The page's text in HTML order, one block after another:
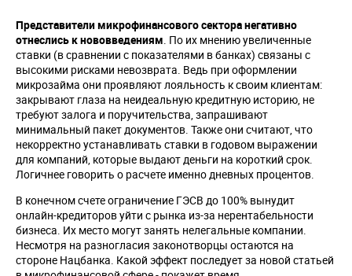
Представители микрофинансового сектора негативно
отнеслись к нововведениям. По их мнению увеличенные
ставки (в сравнении с показателями в банках) связаны с
высокими рисками невозврата. Ведь при оформлении
микрозайма они проявляют лояльность к своим клиентам:
закрывают глаза на неидеальную кредитную историю, не
требуют залога и поручительства, запрашивают
минимальный пакет документов. Также они считают, что
некорректно устанавливать ставки в годовом выражении
для компаний, которые выдают деньги на короткий срок.
Логичнее говорить о расчете именно дневных процентов.
В конечном счете ограничение ГЭСВ до 100% вынудит
онлайн-кредиторов уйти с рынка из-за нерентабельности
бизнеса. Их место могут занять нелегальные компании.
Несмотря на разногласия законотворцы остаются на
стороне Нацбанка. Какой эффект последует за новой статьей